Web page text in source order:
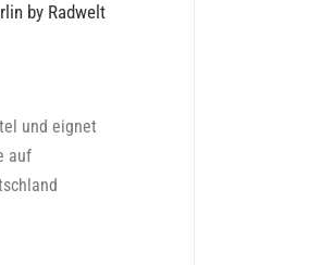
by Radwelt
und eignet
auf